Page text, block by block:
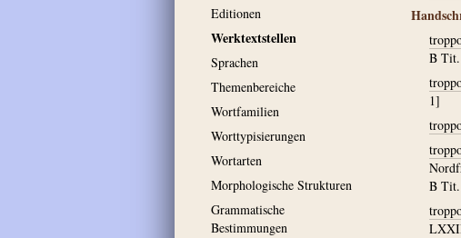
Editionen
Werktextstellen
Sprachen
Themenbereiche
Wortfamilien
Worttypisierungen
Wortarten
Morphologische Strukturen
Grammatische
Bestimmungen
B
1]
B